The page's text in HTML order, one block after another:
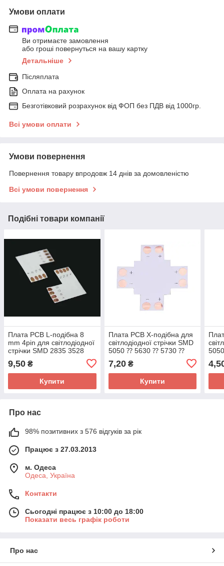
Умови оплати
Ви отримаєте замовлення
або гроші повернуться на вашу картку
Детальніше
Післяплата
Оплата на рахунок
Безготівковий розрахунок від ФОП без ПДВ від 1000гр.
Всі умови оплати
Умови повернення
Повернення товару впродовж 14 днів за домовленістю
Всі умови повернення
Подібні товари компанії
Плата PCB L-подібна 8
mm 4pin для світлодіодної
стрічки SMD 2835 3528
9,50 ₴
Купити
Плата PCB Х-подібна для
світлодіодної стрічки SMD
5050 ⁇ 5630 ⁇ 5730 ⁇
7,20₴
Купити
Про нас
98% позитивних з 576 відгуків за рік
Працює з 27.03.2013
м. Одеса
Одеса, Україна
Контакти
Сьогодні працює з 10:00 до 18:00
Показати весь графік роботи
Про нас